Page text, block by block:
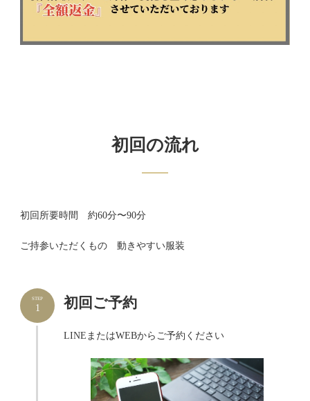
初回の流れ
初回所要時間 約60分〜90分
ご持参いただくもの 動きやすい服装
初回ご予約
LINEまたはWEBからご予約ください
STEP
1